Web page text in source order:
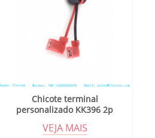
Chicote terminal
personalizado KK396 2p
magnético
VEJA MAIS